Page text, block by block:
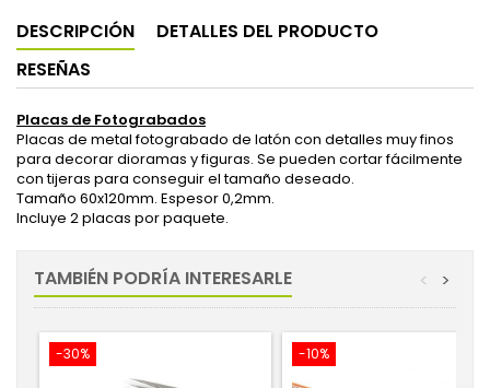
DESCRIPCIÓN
DETALLES DEL PRODUCTO
RESEÑAS
Placas de Fotograbados
Placas de metal fotograbado de latón con detalles muy finos
para decorar dioramas y figuras. Se pueden cortar fácilmente
con tijeras para conseguir el tamaño deseado.
Tamaño 60x120mm. Espesor 0,2mm.
Incluye 2 placas por paquete.
TAMBIÉN PODRÍA INTERESARLE >
<
-30% -10%